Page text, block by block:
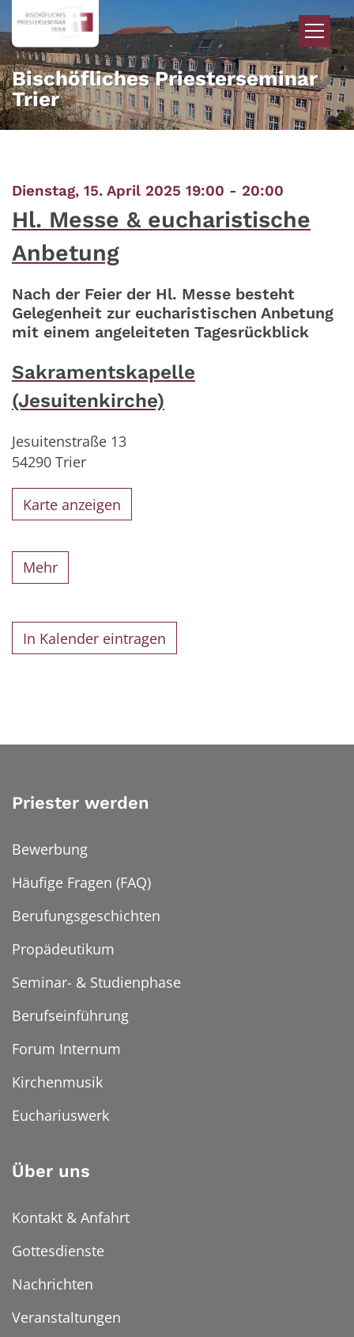
Zum Inhalt springen
Bischöfliches Priesterseminar
Trier
Dienstag, 15. April 2025 19:00 - 20:00
Hl. Messe & eucharistische
Anbetung
Nach der Feier der Hl. Messe besteht
Gelegenheit zur eucharistischen Anbetung
mit einem angeleiteten Tagesrückblick
Sakramentskapelle
(Jesuitenkirche)
Jesuitenstraße 13
54290 Trier
Karte anzeigen
Mehr
In Kalender eintragen
Priester werden
Bewerbung
Häufige Fragen (FAQ)
Berufungsgeschichten
Propädeutikum
Seminar- & Studienphase
Berufseinführung
Forum Internum
Kirchenmusik
Euchariuswerk
Über uns
Kontakt & Anfahrt
Gottesdienste
Nachrichten
Veranstaltungen